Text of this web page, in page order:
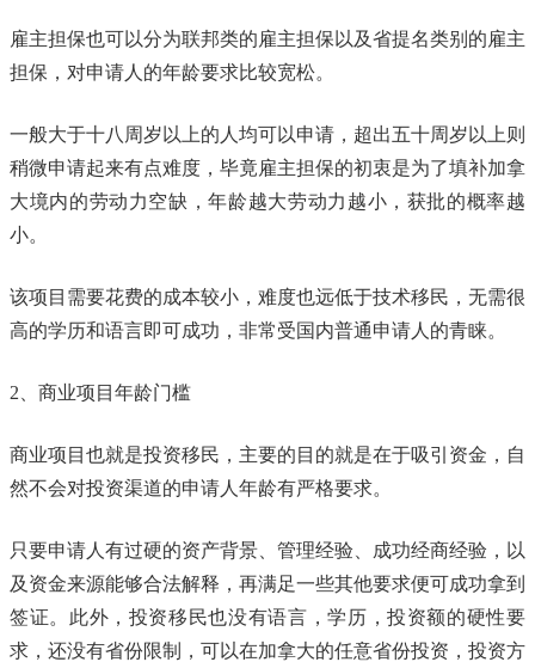
雇主担保也可以分为联邦类的雇主担保以及省提名类别的雇主
担保，对申请人的年龄要求比较宽松。
一般大于十八周岁以上的人均可以申请，超出五十周岁以上则
稍微申请起来有点难度，毕竟雇主担保的初衷是为了填补加拿
大境内的劳动力空缺，年龄越大劳动力越小，获批的概率越
小。
该项目需要花费的成本较小，难度也远低于技术移民，无需很
高的学历和语言即可成功，非常受国内普通申请人的青睐。
2、商业项目年龄门槛
商业项目也就是投资移民，主要的目的就是在于吸引资金，自
然不会对投资渠道的申请人年龄有严格要求。
只要申请人有过硬的资产背景、管理经验、成功经商经验，以
及资金来源能够合法解释，再满足一些其他要求便可成功拿到
签证。此外，投资移民也没有语言，学历，投资额的硬性要
求，还没有省份限制，可以在加拿大的任意省份投资，投资方